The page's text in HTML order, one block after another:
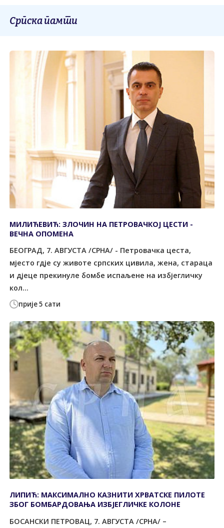
Српска памти
прије 5 сати
МИЛИЋЕВИЋ: ЗЛОЧИН НА ПЕТРОВАЧКОЈ ЦЕСТИ -
ВЕЧНА ОПОМЕНА
БЕОГРАД, 7. АВГУСТА /СРНА/ - Петровачка цеста,
мјесто гдје су животе српских цивила, жена, стараца
и дјеце прекинуле бомбе испаљене на избјегличку
кол...
ЛИПИЋ: МАКСИМАЛНО КАЗНИТИ ХРВАТСКЕ ПИЛОТЕ
ЗБОГ БОМБАРДОВАЊА ИЗБЈЕГЛИЧКЕ КОЛОНЕ
БОСАНСКИ ПЕТРОВАЦ, 7. АВГУСТА /СРНА/ –